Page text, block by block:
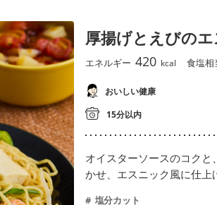
厚揚げとえびの
エネルギー 420 kcal 食塩相
おいしい健康
15分以内
オイスターソースのコク
かせ、エスニック風に仕上
塩分カット